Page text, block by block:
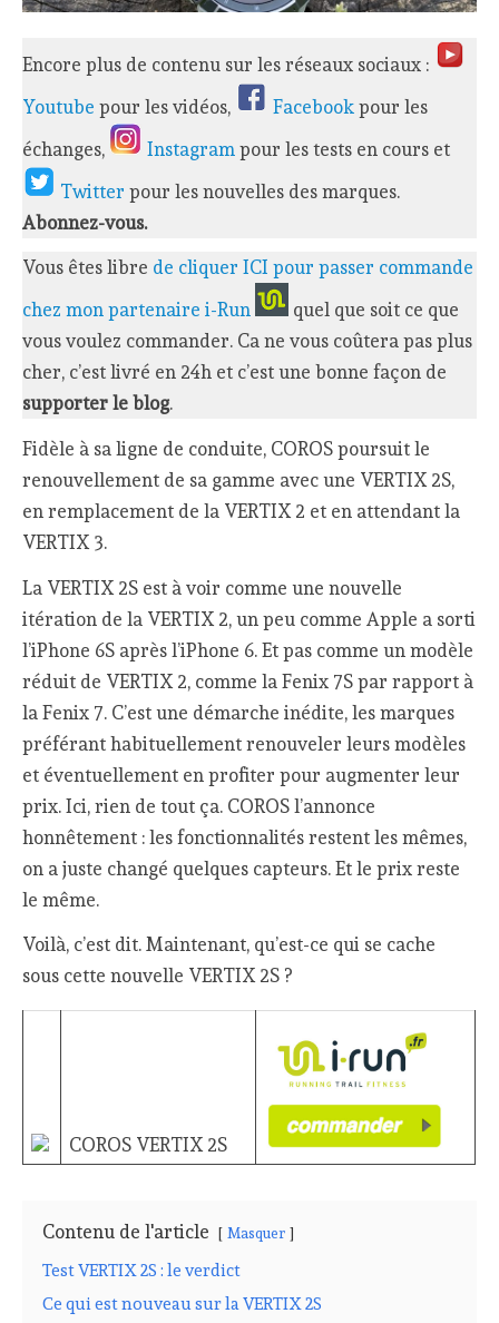
Encore plus de contenu sur les réseaux sociaux :
Youtube pour les vidéos, Facebookpour les
échanges,
Instagrampour les tests en cours et
Twitterpour les nouvelles des marques.
Abonnez-vous.
Vous êtes libre de cliquer ICI pour passer commande
chez mon partenaire i-Run
quel que soit ce que
vous voulez commander. Ca ne vous coûtera pas plus
cher, c’est livré en 24h et c’est une bonne façon de
supporter le blog.
Fidèle à sa ligne de conduite, COROS poursuit le
renouvellement de sa gamme avec une VERTIX 2S,
en remplacement de la VERTIX 2 et en attendant la
VERTIX 3.
La VERTIX 2S est à voir comme une nouvelle
itération de la VERTIX 2, un peu comme Apple a sorti
l’iPhone 6S après l’iPhone 6. Et pas comme un modèle
réduit de VERTIX 2, comme la Fenix 7S par rapport à
la Fenix 7. C’est une démarche inédite, les marques
préférant habituellement renouveler leurs modèles
et éventuellement en profiter pour augmenter leur
prix. Ici, rien de tout ça. COROS l’annonce
honnêtement : les fonctionnalités restent les mêmes,
on a juste changé quelques capteurs. Et le prix reste
le même.
Voilà, c’est dit. Maintenant, qu’est-ce qui se cache
sous cette nouvelle VERTIX 2S ?
COROS VERTIX 2S
Contenu de l'article Masquer
Test VERTIX 2S : le verdict
Ce qui est nouveau sur la VERTIX 2S